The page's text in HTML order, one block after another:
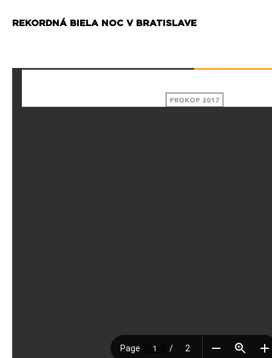
REKORDNÁ BIELA NOC V BRATISLAVE